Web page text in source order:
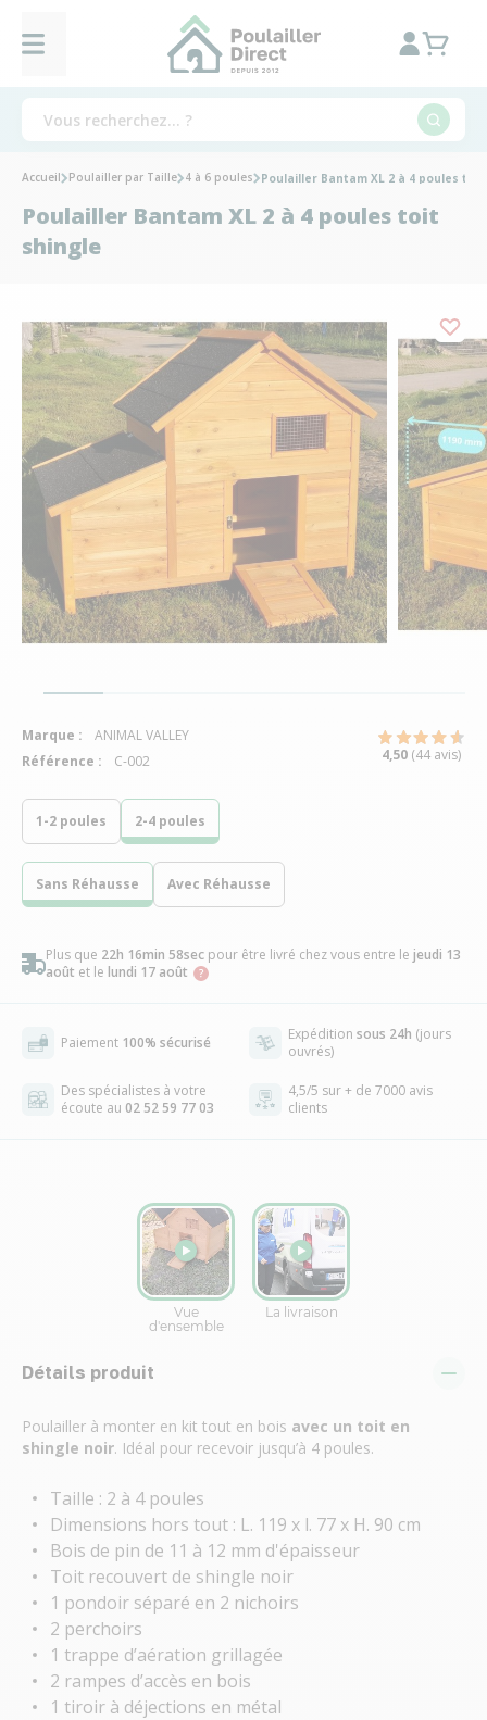
1-2 poules 2-4 poules
Sans Réhausse Avec Réhausse
Plus que 22h 16min 58sec pour être livré chez vous entre le jeudi 13
août et le lundi 17 août
Paiement 100% sécurisé Expédition sous 24h (jours
ouvrés)
Des spécialistes à votre
écoute au 02 52 59 77 03
4,5/5 sur + de 7000 avis
clients
Détails produit
Poulailler à monter en kit tout en bois avec un toit en
shingle noir. Idéal pour recevoir jusqu’à 4 poules.
Taille : 2 à 4 poules
Dimensions hors tout : L. 119 x l. 77 x H. 90 cm
Bois de pin de 11 à 12 mm d'épaisseur
Toit recouvert de shingle noir
1 pondoir séparé en 2 nichoirs
2 perchoirs
1 trappe d’aération grillagée
2 rampes d’accès en bois
1 tiroir à déjections en métal
Accueil Poulailler par Taille 4 à 6 poules Poulailler Bantam XL 2 à 4 poules
Poulailler Bantam XL 2 à 4 poules toit
shingle
Marque :
ANIMAL VALLEY
Référence :
C-002 4,50 (44 avis)